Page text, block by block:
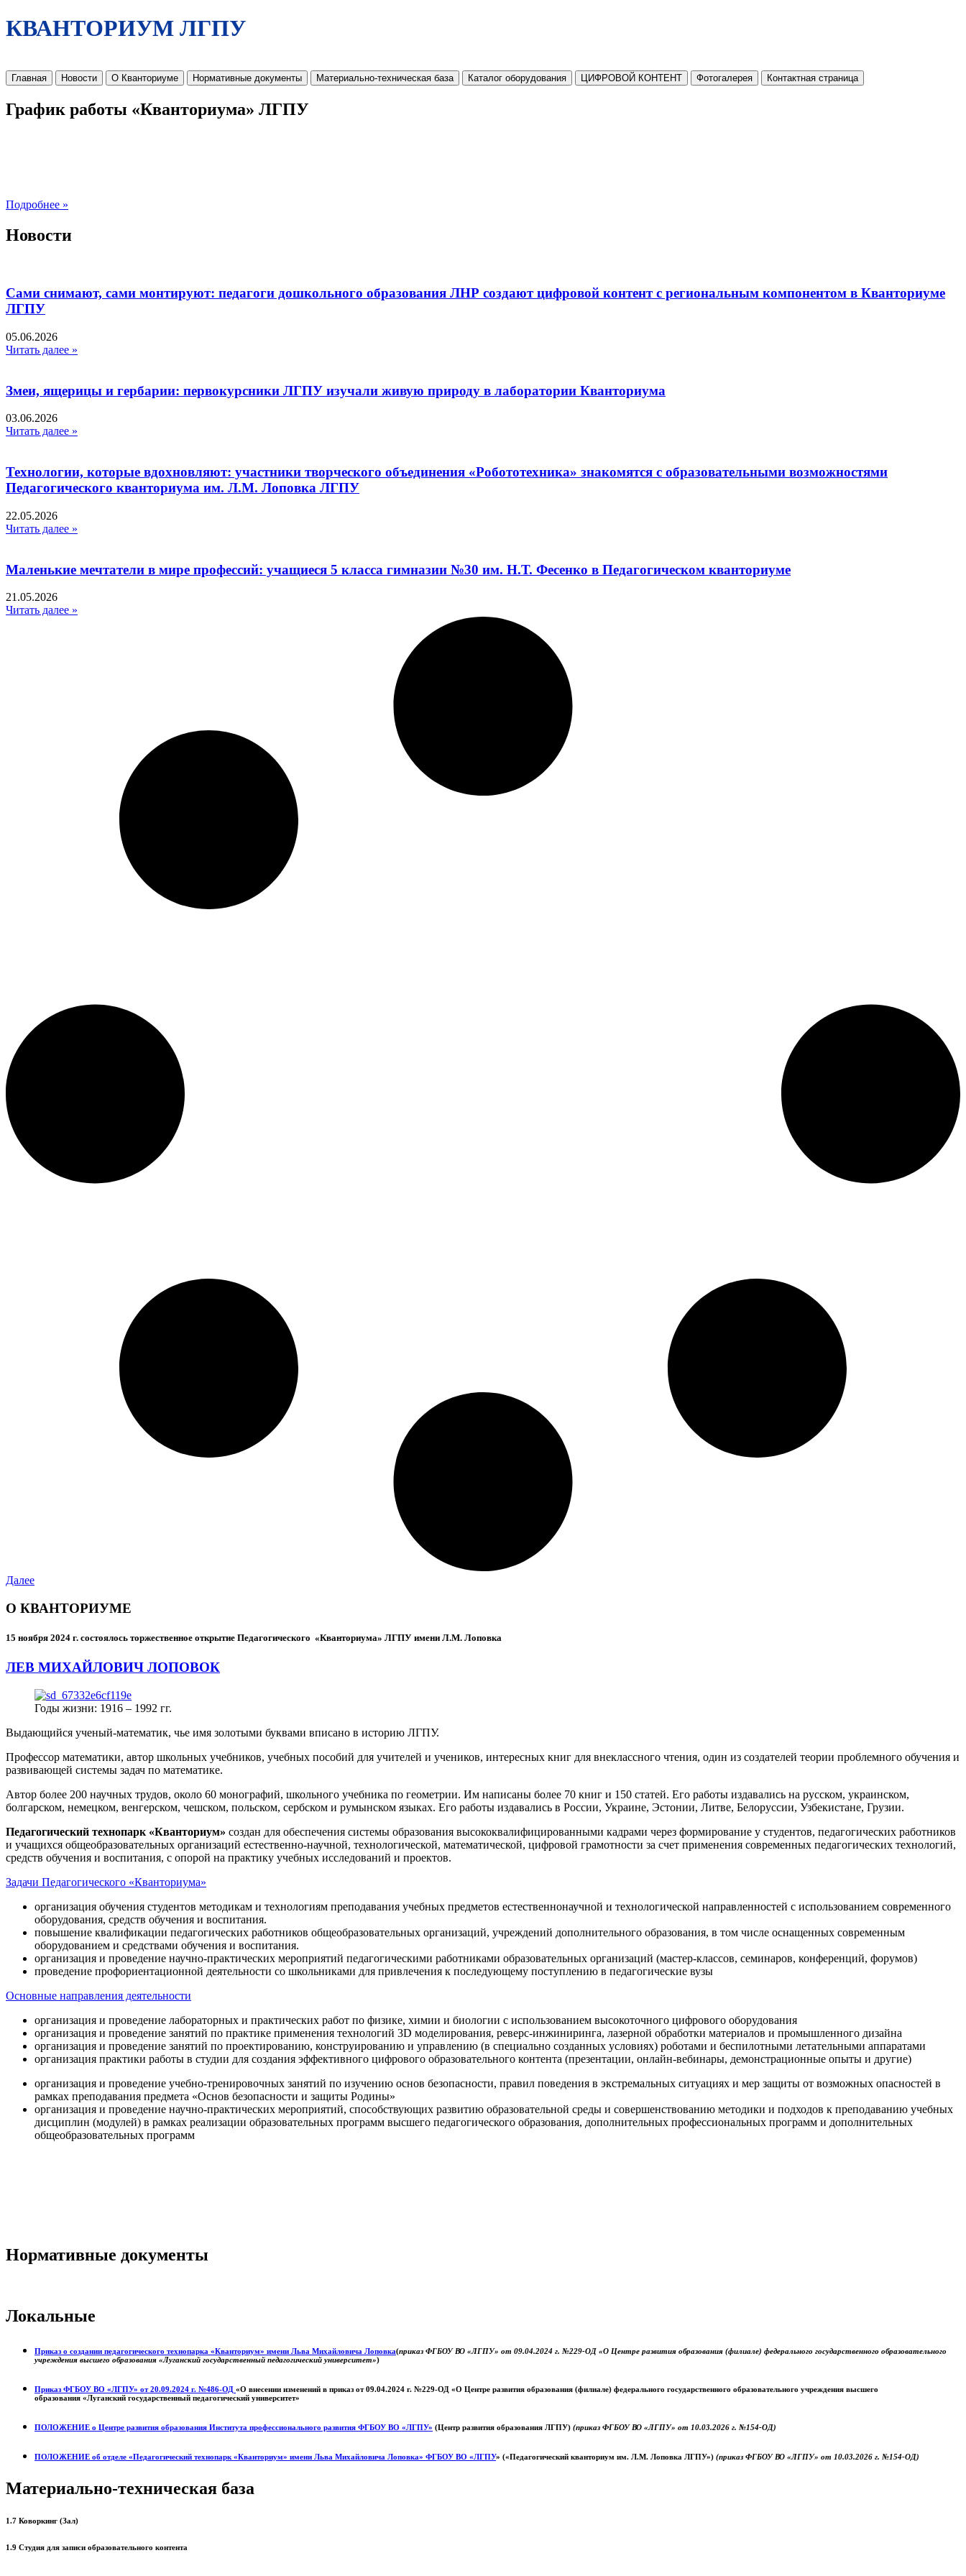
КВАНТОРИУМ ЛГПУ
Главная Новости О Кванториуме Нормативные документы Материально-техническая база Каталог оборудования ЦИФРОВОЙ КОНТЕНТ Фотогалерея Контактная страница
График работы «Кванториума» ЛГПУ
Подробнее »
Новости
Сами снимают, сами монтируют: педагоги дошкольного образования ЛНР создают цифровой контент с региональным компонентом в Кванториуме
ЛГПУ​
05.06.2026
Читать далее »
Змеи, ящерицы и гербарии: первокурсники ЛГПУ изучали живую природу в лаборатории Кванториума
03.06.2026
Читать далее »
Технологии, которые вдохновляют: участники творческого объединения «Робототехника» знакомятся с образовательными возможностями
Педагогического кванториума им. Л.М. Лоповка ЛГПУ
22.05.2026
Читать далее »
Маленькие мечтатели в мире профессий: учащиеся 5 класса гимназии №30 им. Н.Т. Фесенко в Педагогическом кванториуме
21.05.2026
Читать далее »
Далее
О КВАНТОРИУМЕ
15 ноября 2024 г. состоялось торжественное открытие Педагогического «Кванториума» ЛГПУ имени Л.М. Лоповка
ЛЕВ МИХАЙЛОВИЧ ЛОПОВОК
Годы жизни: 1916 – 1992 гг.
Выдающийся ученый-математик, чье имя золотыми буквами вписано в историю ЛГПУ.
Профессор математики, автор школьных учебников, учебных пособий для учителей и учеников, интересных книг для внеклассного чтения, один из создателей теории проблемного обучения и
развивающей системы задач по математике.
Автор более 200 научных трудов, около 60 монографий, школьного учебника по геометрии. Им написаны более 70 книг и 150 статей. Его работы издавались на русском, украинском,
болгарском, немецком, венгерском, чешском, польском, сербском и румынском языках. Его работы издавались в России, Украине, Эстонии, Литве, Белоруссии, Узбекистане, Грузии.
Педагогический технопарк «Кванториум» создан для обеспечения системы образования высококвалифицированными кадрами через формирование у студентов, педагогических работников
и учащихся общеобразовательных организаций естественно-научной, технологической, математической, цифровой грамотности за счет применения современных педагогических технологий,
средств обучения и воспитания, с опорой на практику учебных исследований и проектов.
Задачи Педагогического «Кванториума»
организация обучения студентов методикам и технологиям преподавания учебных предметов естественнонаучной и технологической направленностей с использованием современного
оборудования, средств обучения и воспитания.
повышение квалификации педагогических работников общеобразовательных организаций, учреждений дополнительного образования, в том числе оснащенных современным
оборудованием и средствами обучения и воспитания.
организация и проведение научно-практических мероприятий педагогическими работниками образовательных организаций (мастер-классов, семинаров, конференций, форумов)
проведение профориентационной деятельности со школьниками для привлечения к последующему поступлению в педагогические вузы
Основные направления деятельности
организация и проведение лабораторных и практических работ по физике, химии и биологии с использованием высокоточного цифрового оборудования
организация и проведение занятий по практике применения технологий 3D моделирования, реверс-инжиниринга, лазерной обработки материалов и промышленного дизайна
организация и проведение занятий по проектированию, конструированию и управлению (в специально созданных условиях) роботами и беспилотными летательными аппаратами
организация практики работы в студии для создания эффективного цифрового образовательного контента (презентации, онлайн-вебинары, демонстрационные опыты и другие)
организация и проведение учебно-тренировочных занятий по изучению основ безопасности, правил поведения в экстремальных ситуациях и мер защиты от возможных опасностей в
рамках преподавания предмета «Основ безопасности и защиты Родины»
организация и проведение научно-практических мероприятий, способствующих развитию образовательной среды и совершенствованию методики и подходов к преподаванию учебных
дисциплин (модулей) в рамках реализации образовательных программ высшего педагогического образования, дополнительных профессиональных программ и дополнительных
общеобразовательных программ
Нормативные документы
Локальные
Приказ о создании педагогического технопарка «Кванториум» имени Льва Михайловича Лоповка(приказ ФГБОУ ВО «ЛГПУ» от 09.04.2024 г. №229-ОД «О Центре развития образования (филиале) федерального государственного образовательного
учреждения высшего образования «Луганский государственный педагогический университет»)
Приказ ФГБОУ ВО «ЛГПУ» от 20.09.2024 г. №486-ОД «О внесении изменений в приказ от 09.04.2024 г. №229-ОД «О Центре развития образования (филиале) федерального государственного образовательного учреждения высшего
образования «Луганский государственный педагогический университет»
ПОЛОЖЕНИЕ о Центре развития образования Института профессионального развития ФГБОУ ВО «ЛГПУ» (Центр развития образования ЛГПУ) (приказ ФГБОУ ВО «ЛГПУ» от 10.03.2026 г. №154-ОД)
ПОЛОЖЕНИЕ об отделе «Педагогический технопарк «Кванториум» имени Льва Михайловича Лоповка» ФГБОУ ВО «ЛГПУ» («Педагогический кванториум им. Л.М. Лоповка ЛГПУ») (приказ ФГБОУ ВО «ЛГПУ» от 10.03.2026 г. №154-ОД)
Материально-техническая база
1.7 Коворкинг (Зал)
1.9 Студия для записи образовательного контента